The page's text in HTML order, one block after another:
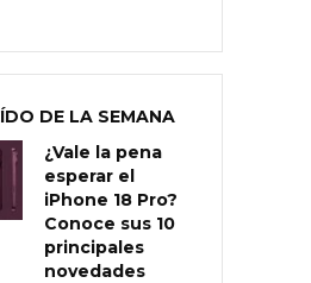
DE LA SEMANA
¿Vale la pena
esperar el
iPhone 18 Pro?
Conoce sus 10
principales
novedades